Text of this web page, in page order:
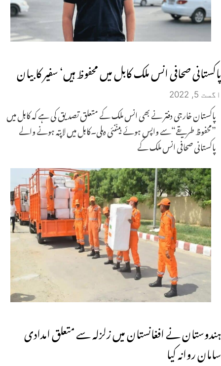
پاکستانی صحافی انس ملک کابل میں محفوظ ہیں‘ سفیر کابیان
اگست 5, 2022
پاکستان خارجی دفتر نے بھی انس ملک کے متعلق تصدیق کی ہے کہ کابل میں
”محفوظ طریقے“سے واپس ہوئے ہیںنئی دہلی۔کابل میں لاپتہ ہونے والے
پاکستانی صحافی انس ملک کے
ہندوستان نے افغانستان میں زلزلہ سے متعلق امدادی
سامان روانہ کیا